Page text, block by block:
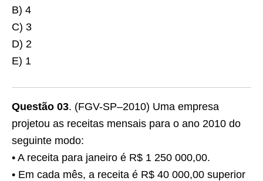
B) 4
C) 3
D) 2
E) 1
Questão 03. (FGV-SP–2010) Uma empresa
projetou as receitas mensais para o ano 2010 do
seguinte modo:
• A receita para janeiro é R$ 1 250 000,00.
• Em cada mês, a receita é R$ 40 000,00 superior